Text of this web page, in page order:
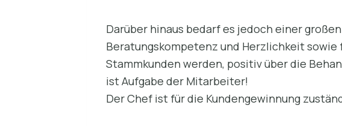
Darüber hinaus bedarf es jedoch einer
Beratungskompetenz und Herzlichkeit sowie
Stammkunden werden, positiv über die
ist Aufgabe der Mitarbeiter!
Der Chef ist für die Kundengewinnung